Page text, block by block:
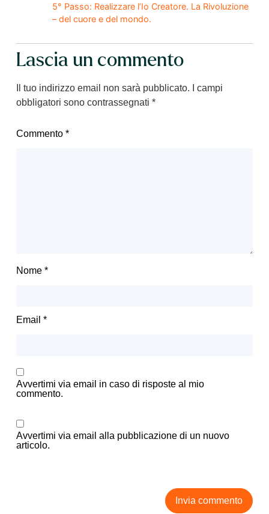
5° Passo: Realizzare l’Io Creatore. La Rivoluzione
– del cuore e del mondo.
Lascia un commento
Il tuo indirizzo email non sarà pubblicato.
I campi
obbligatori sono contrassegnati *
Commento *
Nome *
Email *
Avvertimi via email in caso di risposte al mio
commento.
Avvertimi via email alla pubblicazione di un nuovo
articolo.